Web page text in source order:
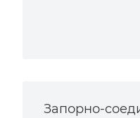
Запорно-